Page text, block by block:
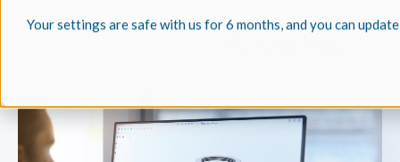
Your settings are safe with us for 6 months, and you can